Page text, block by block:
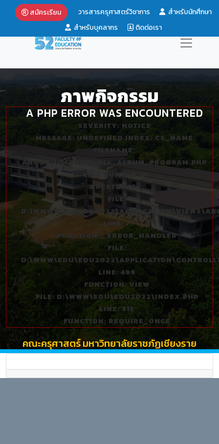
สมัครเรียน วารสารครุศาสตร์วิชาการ
สำหรับนักศึกษา
สำหรับบุคลากร
ติดต่อเรา
ภาพกิจกรรม
A PHP ERROR WAS ENCOUNTERED
SEVERITY: NOTICE
MESSAGE: UNDEFINED INDEX: CS_NAME
FILENAME:
ABOUT_US/SHOW_ALL_ALBUM_PROGRAM.PHP
LINE NUMBER: 7
BACKTRACE:
FILE:
LINE: 7
FUNCTION: _ERROR_HANDLER
FILE:
LINE: 499
FUNCTION: VIEW
FILE: D:\WWW\EDU\EDU2022\INDEX.PHP
LINE: 315
FUNCTION: REQUIRE_ONCE
คณะครุศาสตร์ มหาวิทยาลัยราชภัฏเชียงราย